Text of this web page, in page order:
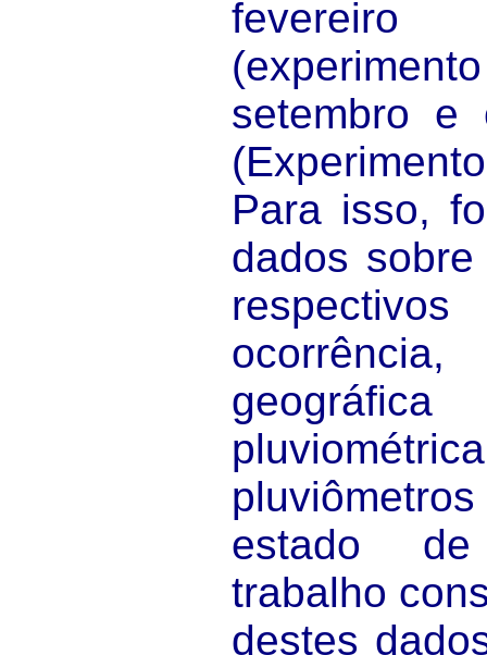
setembro e
Para isso,
dados
estado
trabalho
destes